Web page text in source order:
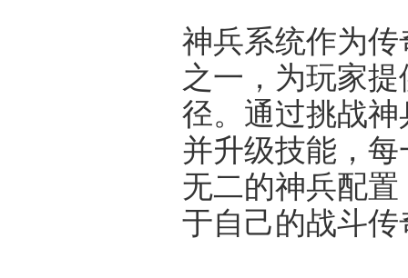
神兵系统作为
之一，为玩家
径。通过挑战
并升级技能，
无二的神兵配
于自己的战斗传